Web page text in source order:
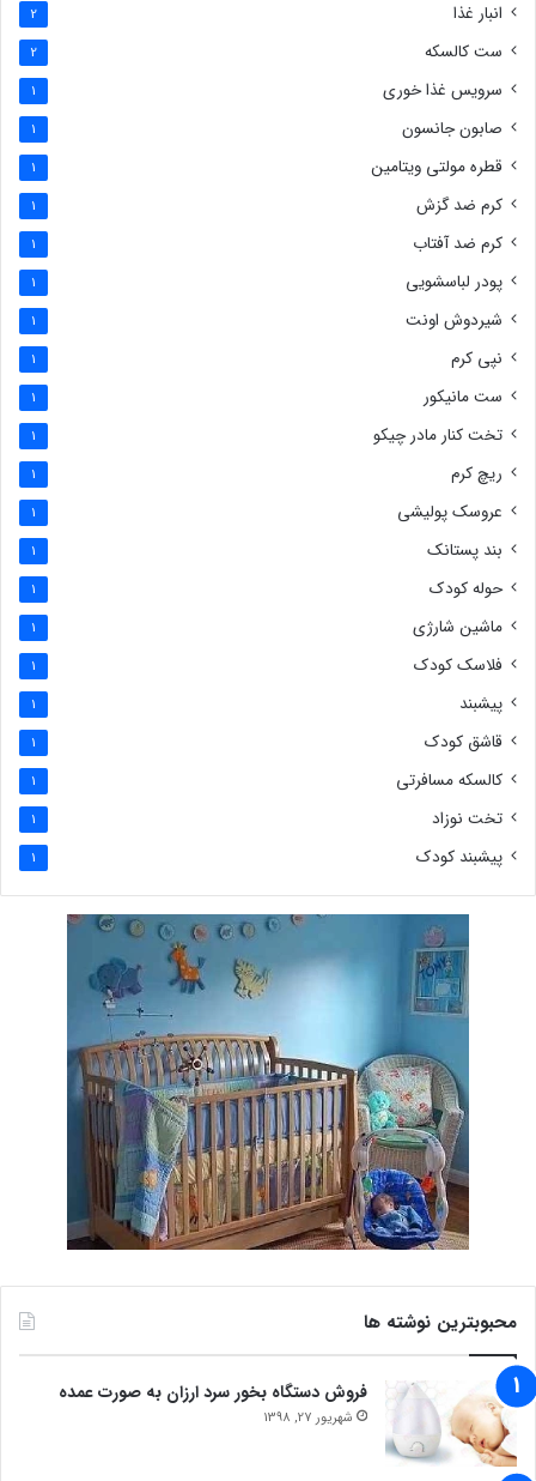
انبار غذا 2
ست کالسکه 2
سرویس غذا خوری 1
صابون جانسون 1
قطره مولتی ویتامین 1
کرم ضد گزش 1
کرم ضد آفتاب 1
پودر لباسشویی 1
شیردوش اونت 1
نپی کرم 1
ست مانیکور 1
تخت کنار مادر چیکو 1
ریچ کرم 1
عروسک پولیشی 1
بند پستانک 1
حوله کودک 1
ماشین شارژی 1
فلاسک کودک 1
پیشبند 1
قاشق کودک 1
کالسکه مسافرتی 1
تخت نوزاد 1
پیشبند کودک 1
محبوبترین نوشته ها
فروش دستگاه بخور سرد ارزان به صورت عمده
شهریور 27, 1398